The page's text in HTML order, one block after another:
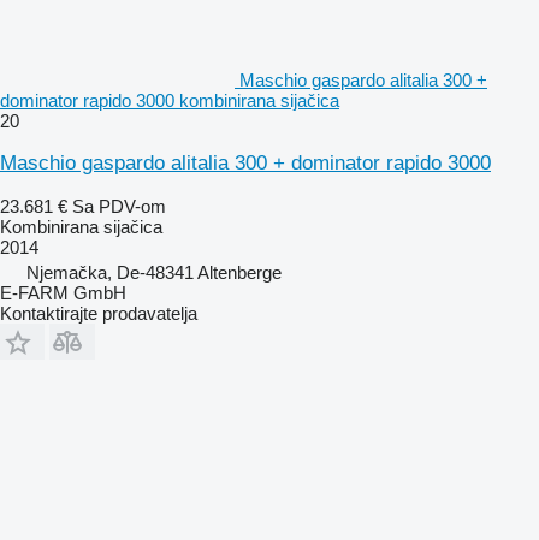
Maschio gaspardo alitalia 300 +
dominator rapido 3000 kombinirana sijačica
20
Maschio gaspardo alitalia 300 + dominator rapido 3000
23.681 € Sa PDV-om
Kombinirana sijačica
2014
Njemačka, De-48341 Altenberge
E-FARM GmbH
Kontaktirajte prodavatelja